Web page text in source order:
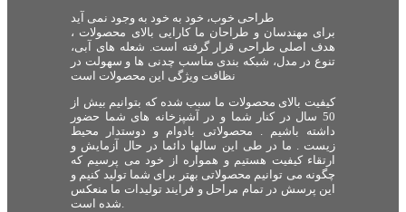
طراحی خوب، خود به خود به وجود نمی آید
برای مهندسان و طراحان ما کارایی بالای محصولات ،
هدف اصلی طراحی قرار گرفته است. شعله های آبی،
تنوع در مدل، شبکه بندی مناسب چدنی ها و سهولت در
نظافت ویژگی این محصولات است
کیفیت بالای محصولات ما سبب شده که بتوانیم بیش از
50 سال در کنار شما و در آشپزخانه های شما حضور
داشته باشیم . محصولاتی بادوام و دوستدار محیط
زیست . ما در طی این سالها دائما در حال آزمایش و
ارتقاء کیفیت هستیم و همواره از خود می پرسیم که
چگونه می توانیم محصولاتی بهتر برای شما تولید کنیم و
این پرسش در تمام مراحل و فرایند تولیدات ما منعکس
شده است.